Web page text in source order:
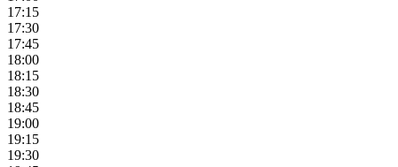
17:15
17:30
17:45
18:00
18:15
18:30
18:45
19:00
19:15
19:30